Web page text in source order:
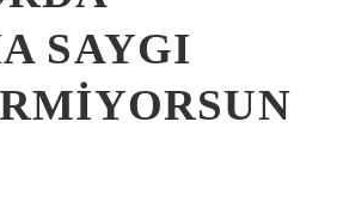
SAYGI